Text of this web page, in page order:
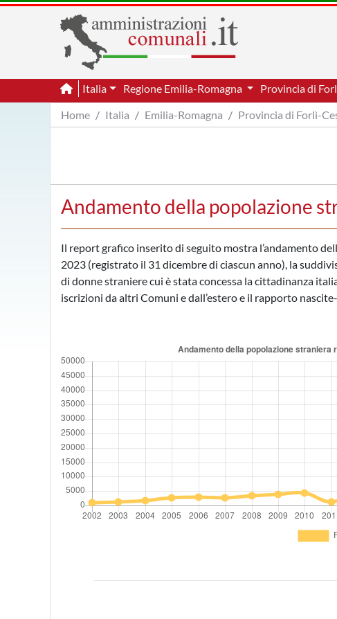
Italia Regione Emilia-Romagna Provincia di
Home
Italia Emilia-Romagna Provincia di Forlì-
Andamento della popolazione
Il report grafico inserito di seguito mostra l’andamento
2023 (registrato il 31 dicembre di ciascun anno), la
di donne straniere cui è stata concessa la cittadinanza
iscrizioni da altri Comuni e dall’estero e il rapporto